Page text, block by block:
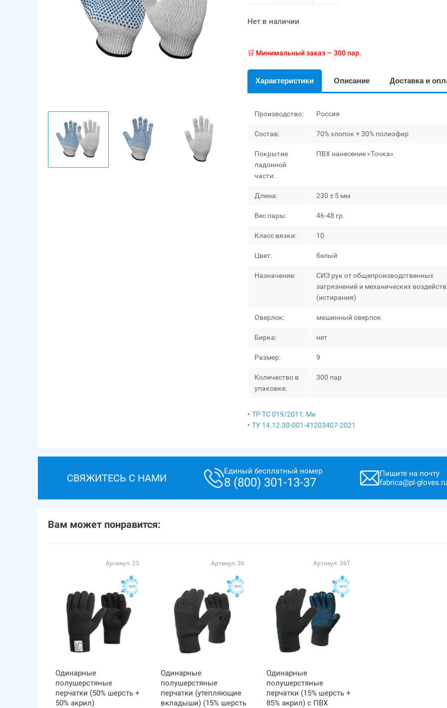
Нет в наличии
🛒 Минимальный заказ — 300 пар.
Характеристики Описание Доставка и
Производство: Россия
Состав: 70% хлопок + 30% полиэфир
Покрытие
ладонной
части:
ПВХ нанесение «Точка»
Длина: 230 ± 5 мм
Вес пары: 46-48 гр.
Класс вязки: 10
Цвет: белый
Назначение:
СИЗ рук от общепроизводственных
загрязнений и механических
(истирания)
Оверлок: машинный оверлок
Бирка: нет
Размер: 9
Количество в
упаковке:
300 пар
‣ ТР ТС 019/2011: Ми
‣ ТУ 14.12.30-001-41203407-2021
СВЯЖИТЕСЬ С НАМИ
Единый бесплатный номер
8 (800) 301-13-37
Пишите на почту
fabrica@pl-
Вам может понравится:
Артикул: 25
Одинарные
полушерстяные
перчатки (50% шерсть +
50% акрил)
Артикул: 36
Одинарные
полушерстяные
перчатки (утепляющие
вкладыши) (15% шерсть
Артикул: 36Т
Одинарные
полушерстяные
перчатки (15% шерсть +
85% акрил) с ПВХ